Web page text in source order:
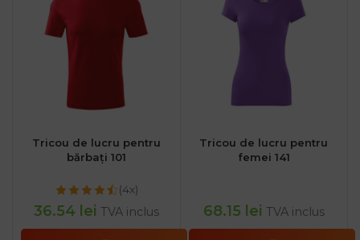
Tricou de lucru pentru
bărbați 101
(4x)
36.54 lei TVA inclus
Tricou de lucru pentru
femei 141
68.15 lei TVA inclus